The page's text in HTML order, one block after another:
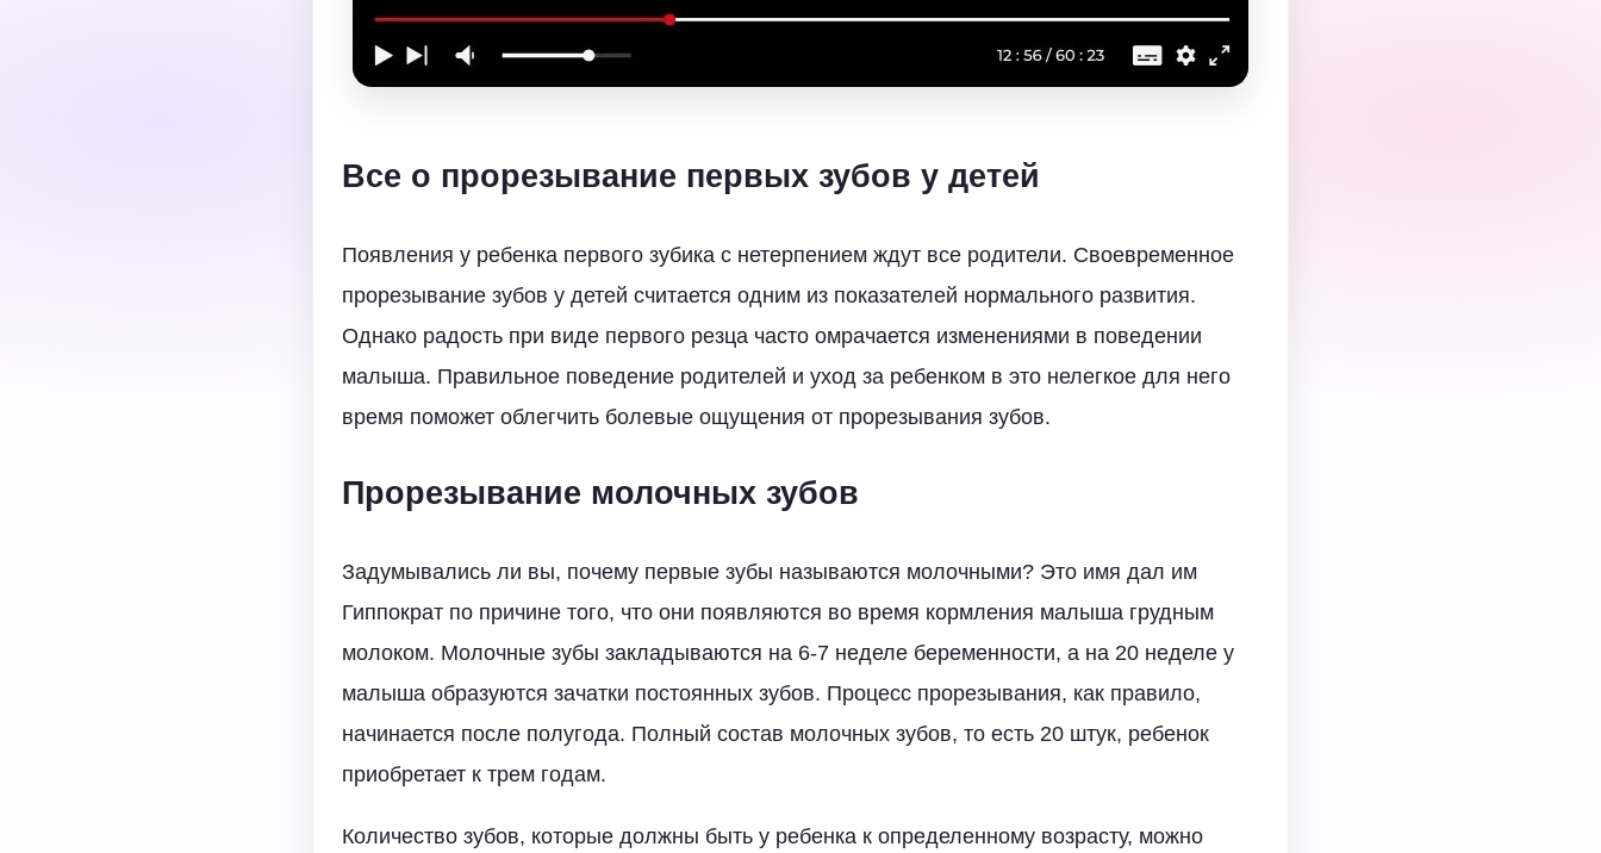
Все о прорезывание первых зубов у детей
Появления у ребенка первого зубика с нетерпением ждут все родители. Своевременное
прорезывание зубов у детей считается одним из показателей нормального развития.
Однако радость при виде первого резца часто омрачается изменениями в поведении
малыша. Правильное поведение родителей и уход за ребенком в это нелегкое для него
время поможет облегчить болевые ощущения от прорезывания зубов.
Прорезывание молочных зубов
Задумывались ли вы, почему первые зубы называются молочными? Это имя дал им
Гиппократ по причине того, что они появляются во время кормления малыша грудным
молоком. Молочные зубы закладываются на 6-7 неделе беременности, а на 20 неделе у
малыша образуются зачатки постоянных зубов. Процесс прорезывания, как правило,
начинается после полугода. Полный состав молочных зубов, то есть 20 штук, ребенок
приобретает к трем годам.
Количество зубов, которые должны быть у ребенка к определенному возрасту, можно